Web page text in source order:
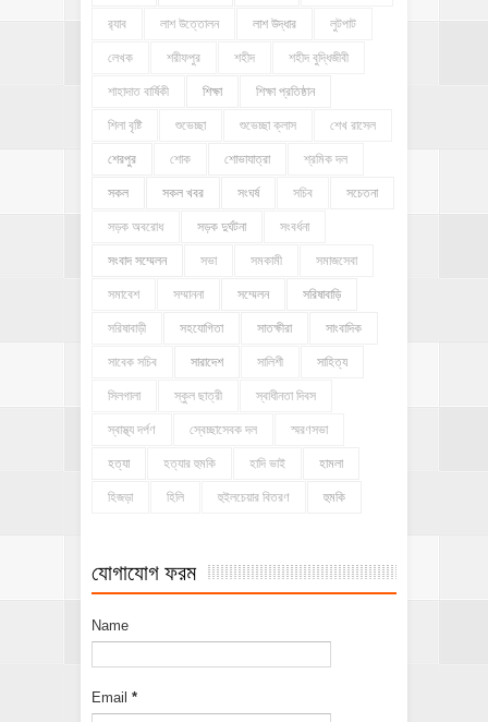
র‍্যাব লাশ উত্তোলন লাশ উদ্ধার লুটপাট
লেখক শরীফপুর শহীদ শহীদ বুদ্ধিজীবী
শাহাদাত বার্ষিকী শিক্ষা শিক্ষা প্রতিষ্ঠান
শিলা বৃষ্টি শুভেচ্ছা শুভেচ্ছা ক্লাস শেখ রাসেল
শেরপুর শোক শোভাযাত্রা শ্রমিক দল
সকল সকল খবর সংঘর্ষ সচিব সচেতনা
সড়ক অবরোধ সড়ক দুর্ঘটনা সংবর্ধনা
সংবাদ সম্মেলন সভা সমকামী সমাজসেবা
সমাবেশ সম্মাননা সম্মেলন সরিষাবাড়ি
সরিষাবাড়ী সহযোগিতা সাতক্ষীরা সাংবাদিক
সাবেক সচিব সারাদেশ সালিশী সাহিত্য
সিলগালা স্কুল ছাত্রী স্বাধীনতা দিবস
স্বাস্থ্য দর্পণ স্বেচ্ছাসেবক দল স্মরণসভা
হত্যা হত্যার হুমকি হাদি ভাই হামলা
হিজড়া হিলি হুইলচেয়ার বিতরণ হুমকি
যোগাযোগ ফরম
Name
Email *